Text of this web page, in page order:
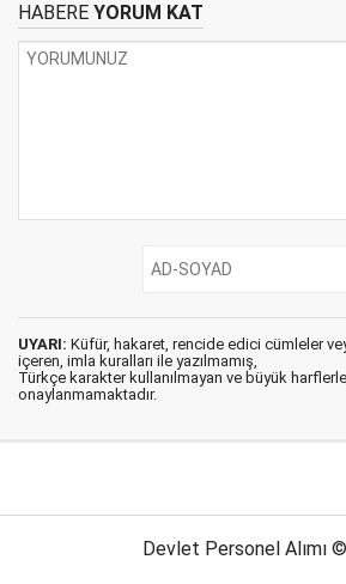
HABERE YORUM KAT
UYARI: Küfür, hakaret, rencide edici cümleler
içeren, imla kuralları ile yazılmamış,
Türkçe karakter kullanılmayan ve büyük
onaylanmamaktadır.
Devlet Personel Alımı